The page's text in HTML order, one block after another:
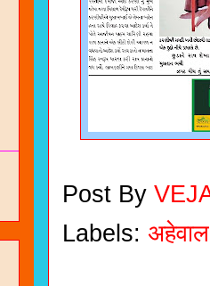
Post By
Labels: अहेवाल